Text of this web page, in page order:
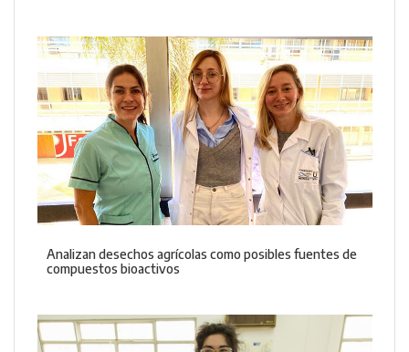
Analizan desechos agrícolas como posibles fuentes de
compuestos bioactivos